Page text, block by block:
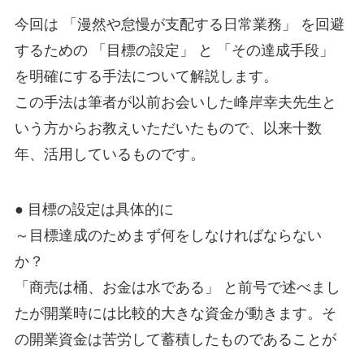
今回は 「漫然や怠慢が支配する日常業務」 を回避
するための 「目標の設定」 と 「その達成手段」
を明確にする手法について解説します。
この手法は筆者が以前お会いした峰岸幸夫先生と
いう方からお教えいただいたもので、以来十数
年、活用しているものです。
● 目標の設定は具体的に
～目標達成のためまず何をしなければならない
か？
「商売は桶、お金は水である」 と前号で述べまし
たが開業時には比較的大きな資金が動きます。そ
の開業資金は苦労して蓄積したものであることが